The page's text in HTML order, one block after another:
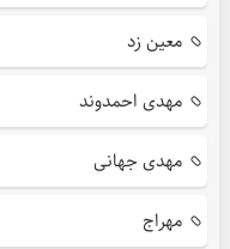
معین زد
مهدی احمدوند
مهدی جهانی
مهراج